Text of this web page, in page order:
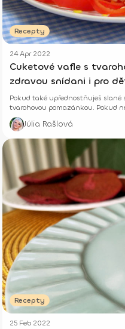
Recepty
24 Apr 2022
Cuketové vafle s
zdravou snídani i pro
Pokud také upřednostňuješ
tvarohovou pomazánkou. Pokud
Júlia Rašlová
Recepty
25 Feb 2022